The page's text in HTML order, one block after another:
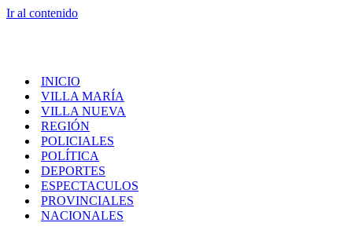
Ir al contenido
INICIO
VILLA MARÍA
VILLA NUEVA
REGIÓN
POLICIALES
POLÍTICA
DEPORTES
ESPECTACULOS
PROVINCIALES
NACIONALES